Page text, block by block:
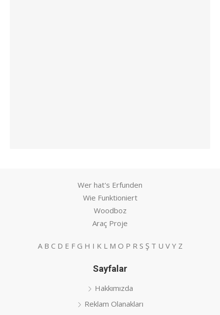
Wer hat's Erfunden
Wie Funktioniert
Woodboz
Araç Proje
A B C D E F G H I K L M O P R S Ş T U V Y Z
Sayfalar
Hakkımızda
Reklam Olanakları